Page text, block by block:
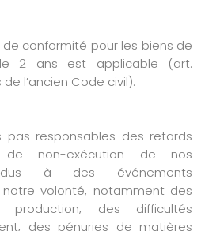
conformité pour les biens de
2 ans est applicable (art.
l’ancien Code civil).
pas responsables des retards
de non-exécution de nos
dus à des événements
volonté, notamment des
production, des difficultés
des pénuries de matières